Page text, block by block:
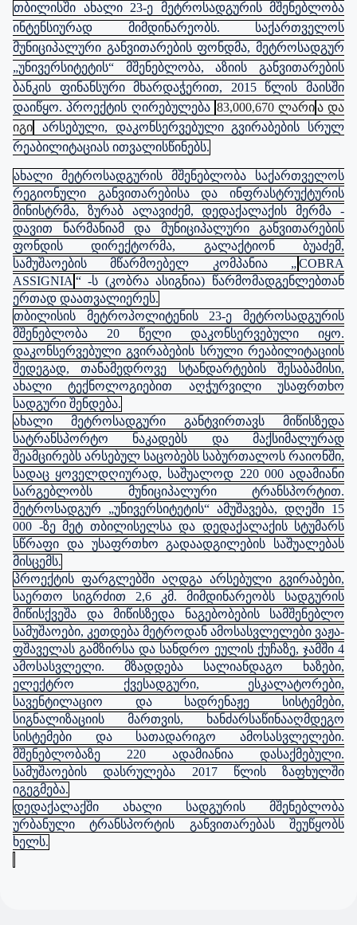
თბილისში ახალი 23-ე მეტროსადგურის მშენებლობა
ინტენსიურად მიმდინარეობს. საქართველოს
მუნიციპალური განვითარების ფონდმა, მეტროსადგურ
„უნივერსიტეტის“ მშენებლობა, აზიის განვითარების
ბანკის ფინანსური მხარდაჭერით, 2015 წლის მაისში
დაიწყო. პროექტის ღირებულება 83,000,670 ლარია და
იგი
არსებული, დაკონსერვებული გვირაბების სრულ
რეაბილიტაციას ითვალისწინებს.
ახალი მეტროსადგურის მშენებლობა საქართველოს
რეგიონული განვითარებისა და ინფრასტრუქტურის
მინისტრმა, ზურაბ ალავიძემ, დედაქალაქის მერმა -
დავით ნარმანიამ და მუნიციპალური განვითარების
ფონდის დირექტორმა, გალაქტიონ ბუაძემ,
სამუშაოების მწარმოებელ კომპანია „COBRA
ASSIGNIA“ -ს (კობრა ასიგნია) წარმომადგენლებთან
ერთად დაათვალიერეს.
თბილისის მეტროპოლიტენის 23-ე მეტროსადგურის
მშენებლობა 20 წელი დაკონსერვებული იყო.
დაკონსერვებული გვირაბების სრული რეაბილიტაციის
შედეგად, თანამედროვე სტანდარტების შესაბამისი,
ახალი ტექნოლოგიებით აღჭურვილი უსაფრთხო
სადგური შენდება.
ახალი მეტროსადგური განტვირთავს მიწისზედა
სატრანსპორტო ნაკადებს და მაქსიმალურად
შეამცირებს არსებულ საცობებს საბურთალოს რაიონში,
სადაც ყოველდღიურად, საშუალოდ 220 000 ადამიანი
სარგებლობს მუნიციპალური ტრანსპორტით.
მეტროსადგურ „უნივერსიტეტის“ ამუშავება, დღეში 15
000 -ზე მეტ თბილისელსა და დედაქალაქის სტუმარს
სწრაფი და უსაფრთხო გადაადგილების საშუალებას
მისცემს.
პროექტის ფარგლებში აღდგა არსებული გვირაბები,
საერთო სიგრძით 2,6 კმ. მიმდინარეობს სადგურის
მიწისქვეშა და მიწისზედა ნაგებობების სამშენებლო
სამუშაოები, კეთდება მეტროდან ამოსასვლელები ვაჟა-
ფშაველას გამზირსა და სანდრო ეულის ქუჩაზე, ჯამში 4
ამოსასვლელი. მზადდება სალიანდაგო ხაზები,
ელექტრო ქვესადგური, ესკალატორები,
სავენტილაციო და სადრენაჟე სისტემები,
სიგნალიზაციის მართვის, ხანძარსაწინააღმდეგო
სისტემები და სათადარიგო ამოსასვლელები.
მშენებლობაზე 220 ადამიანია დასაქმებული.
სამუშაოების დასრულება 2017 წლის ზაფხულში
იგეგმება.
დედაქალაქში ახალი სადგურის მშენებლობა
ურბანული ტრანსპორტის განვითარებას შეუწყობს
ხელს.